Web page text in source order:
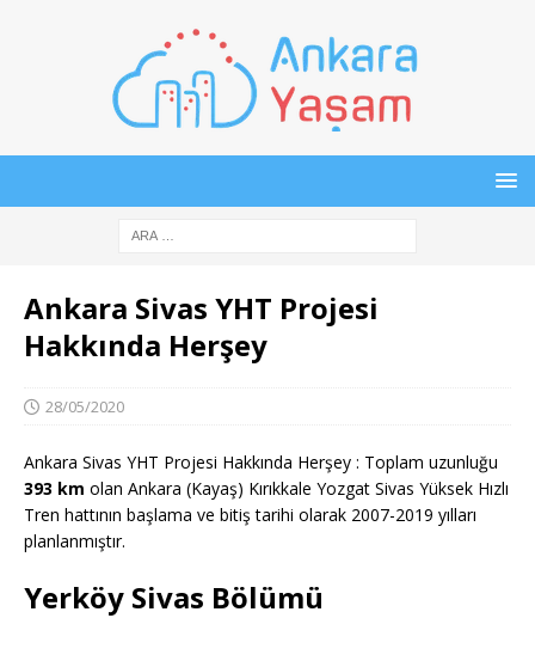
Ankara Sivas YHT Projesi
Hakkında Herşey
28/05/2020
Ankara Sivas YHT Projesi Hakkında Herşey : Toplam uzunluğu
393 km olan Ankara (Kayaş) Kırıkkale Yozgat Sivas Yüksek Hızlı
Tren hattının başlama ve bitiş tarihi olarak 2007-2019 yılları
planlanmıştır.
Yerköy Sivas Bölümü